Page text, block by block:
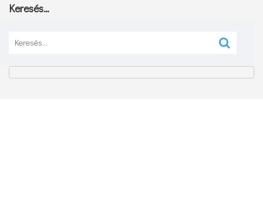
Keresés…
Keresés: